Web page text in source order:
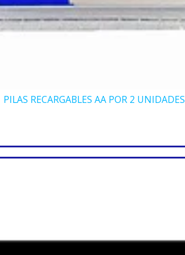
PILAS RECARGABLES AA POR 2 UNIDADES